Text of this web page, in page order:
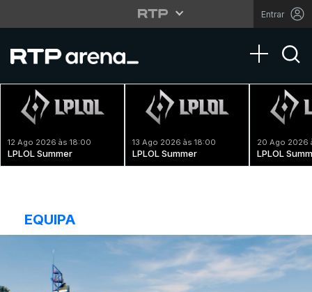
Entrar
Toggle
12 Ago 2026 às 18:00
LPLOL Summer
13 Ago 2026 às 18:00
LPLOL Summer
20 Ago 2026
LPLOL
EQUIPA